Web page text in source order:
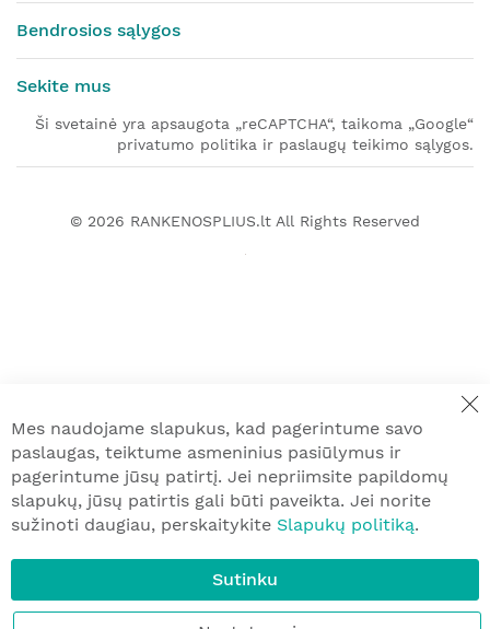
Bendrosios sąlygos
Sekite mus
Ši svetainė yra apsaugota „reCAPTCHA“, taikoma „Google“
privatumo politika ir paslaugų teikimo sąlygos.
© 2026 RANKENOSPLIUS.lt All Rights Reserved
Mes naudojame slapukus, kad pagerintume savo
paslaugas, teiktume asmeninius pasiūlymus ir
pagerintume jūsų patirtį. Jei nepriimsite papildomų
slapukų, jūsų patirtis gali būti paveikta. Jei norite
sužinoti daugiau, perskaitykite Slapukų politiką.
Sutinku